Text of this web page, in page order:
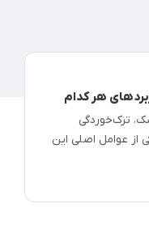
هر کدام
ترک‌خوردگی
از عوامل اصلی این